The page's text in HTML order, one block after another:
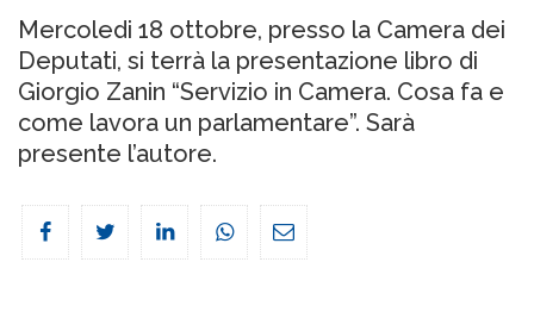
Mercoledi 18 ottobre, presso la Camera dei
Deputati, si terrà la presentazione libro di
Giorgio Zanin “Servizio in Camera. Cosa fa e
come lavora un parlamentare”. Sarà
presente l’autore.